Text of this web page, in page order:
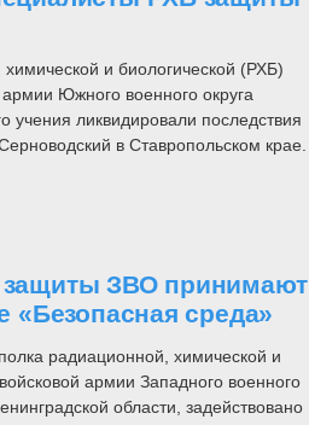
и биологической (РХБ)
Южного военного округа
ликвидировали последствия
в Ставропольском крае.
ЗВО принимают
«Безопасная среда»
радиационной, химической и
армии Западного военного
области, задействовано